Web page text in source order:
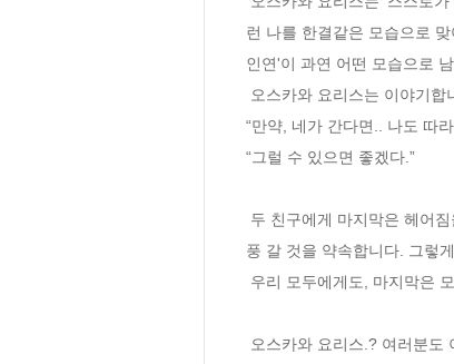
런 나를 한결같은 모습으로
인연'이 과연 어떤 모습으로
“만약, 네가 간다면.. 나도 따
“그럴 수 있으면 좋겠다.”
풍 갈 것을 약속합니다. 그렇
오스카와 요리스.? 여러분도